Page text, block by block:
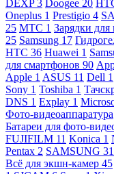
DEXP3 Doogee 20
Oneplus 1 Prestigio 4
25 МТС 1 Зарядки
25 Samsung 17
HTC 36 Huawei 1
для смартфонов 90
Apple 1 ASUS 11 Dell 1
Sony 1 Toshiba 1
DNS 1 Explay 1
Фото-видеоаппаратура
Батареи для фото-
FUJIFILM 11 Konica 1
Pentax 2 SAMSUNG 31
Всё для экшн-камер 45